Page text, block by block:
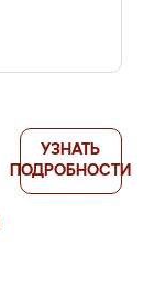
УЗНАТЬ
ПОДРОБНОСТИ